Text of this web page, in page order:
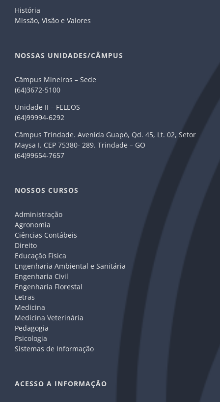
História
Missão, Visão e Valores
NOSSAS UNIDADES/CÂMPUS
Câmpus Mineiros – Sede
(64)3672-5100
Unidade II – FELEOS
(64)99994-6292
Câmpus Trindade. Avenida Guapó, Qd. 45, Lt. 02, Setor
Maysa I. CEP 75380- 289. Trindade – GO
(64)99654-7657
NOSSOS CURSOS
Administração
Agronomia
Ciências Contábeis
Direito
Educação Física
Engenharia Ambiental e Sanitária
Engenharia Civil
Engenharia Florestal
Letras
Medicina
Medicina Veterinária
Pedagogia
Psicologia
Sistemas de Informação
ACESSO A INFORMAÇÃO